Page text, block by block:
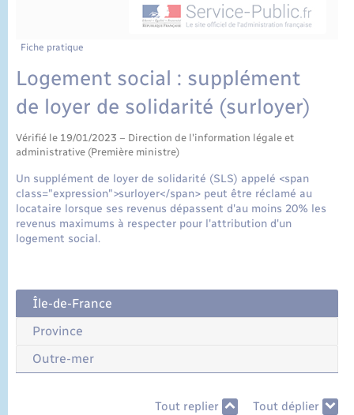
Fiche pratique
Logement social : supplément
de loyer de solidarité (surloyer)
Vérifié le 19/01/2023 – Direction de l'information légale et
administrative (Première ministre)
Un supplément de loyer de solidarité (SLS) appelé <span
class="expression">surloyer</span> peut être réclamé au
locataire lorsque ses revenus dépassent d'au moins 20% les
revenus maximums à respecter pour l'attribution d'un
logement social.
Île-de-France
Province
Outre-mer
Tout replier Tout déplier